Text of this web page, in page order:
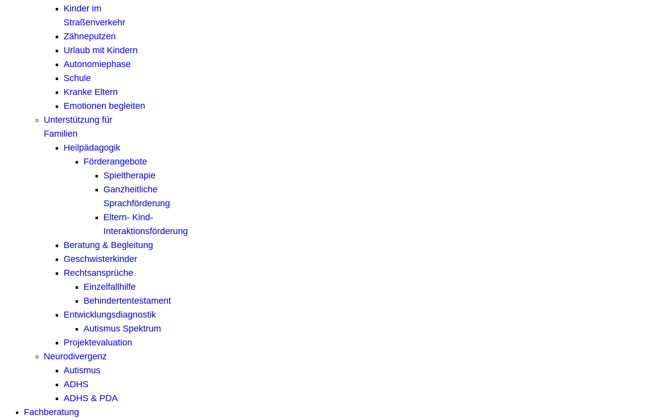
Kinder im
Straßenverkehr
Zähneputzen
Urlaub mit Kindern
Autonomiephase
Schule
Kranke Eltern
Emotionen begleiten
Unterstützung für
Familien
Heilpädagogik
Förderangebote
Spieltherapie
Ganzheitliche
Sprachförderung
Eltern- Kind-
Interaktionsförderung
Beratung & Begleitung
Geschwisterkinder
Rechtsansprüche
Einzelfallhilfe
Behindertentestament
Entwicklungsdiagnostik
Autismus Spektrum
Projektevaluation
Neurodivergenz
Autismus
ADHS
ADHS & PDA
Fachberatung